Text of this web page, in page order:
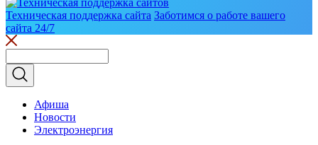
Техническая поддержка сайта Заботимся о работе вашего
сайта 24/7
Афиша
Новости
Электроэнергия